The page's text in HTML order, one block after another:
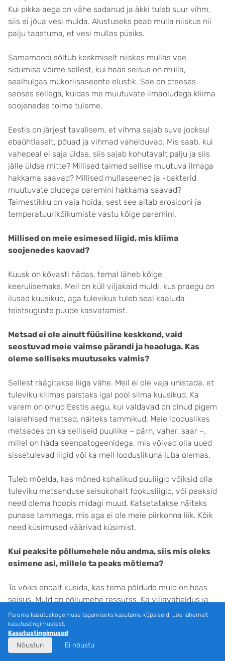
Kui pikka aega on vähe sadanud ja äkki tuleb suur vihm,
siis ei jõua vesi mulda. Alustuseks peab mulla niiskus nii
palju taastuma, et vesi mullas püsiks.
Samamoodi sõltub keskmiselt niiskes mullas vee
sidumise võime sellest, kui heas seisus on mulla,
sealhulgas mükoriisaseente elustik. See on otseses
seoses sellega, kuidas me muutuvate ilmaoludega kliima
soojenedes toime tuleme.
Eestis on järjest tavalisem, et vihma sajab suve jooksul
ebaühtlaselt, põuad ja vihmad vahelduvad. Mis saab, kui
vahepeal ei saja üldse, siis sajab kohutavalt palju ja siis
jälle üldse mitte? Millised taimed sellise muutuva ilmaga
hakkama saavad? Millised mullaseened ja -bakterid
muutuvate oludega paremini hakkama saavad?
Taimestikku on vaja hoida, sest see aitab erosiooni ja
temperatuurikõikumiste vastu kõige paremini.
Millised on meie esimesed liigid, mis kliima
soojenedes kaovad?
Kuusk on kõvasti hädas, temal läheb kõige
keerulisemaks. Meil on küll viljakaid muldi, kus praegu on
ilusad kuusikud, aga tulevikus tuleb seal kaaluda
teistsuguste puude kasvatamist.
Metsad ei ole ainult füüsiline keskkond, vaid
seostuvad meie vaimse pärandi ja heaoluga. Kas
oleme selliseks muutuseks valmis?
Sellest räägitakse liiga vähe. Meil ei ole vaja unistada, et
tuleviku kliimas paistaks igal pool silma kuusikud. Ka
varem on olnud Eestis aegu, kui valdavad on olnud pigem
laialehised metsad, näiteks tammikud. Meie looduslikes
metsades on ka selliseid puuliike – pärn, vaher, saar –,
millel on häda seenpatogeenidega, mis võivad olla uued
sissetulevad liigid või ka meil looduslikuna juba olemas.
Tuleb mõelda, kas mõned kohalikud puuliigid võiksid olla
tuleviku metsanduse seisukohalt fookusliigid, või peaksid
need olema hoopis midagi muud. Katsetatakse näiteks
punase tammega, mis aga ei ole meie piirkonna liik. Kõik
need küsimused väärivad küsimist.
Kui peaksite põllumehele nõu andma, siis mis oleks
esimene asi, millele ta peaks mõtlema?
Ta võiks endalt küsida, kas tema põldude muld on heas
seisus. Muld on põllumehe ressurss. Ka viljavaheldus ja
väetamine on muldade hea seisundi eest seismine.
Viimasel ajal räägitakse järjest rohkem, et maa ei tohi
must olla, sest taimkattega maa on kõige parem valik.
On olemas erinevad vahekultuurid, kattekultuurid, et
Parema kasutuskogemuse tagamiseks kasutame küpsiseid. Loe lähemalt
kasutustingimustest.
Kasutustingimused
Nõustun Ei nõustu